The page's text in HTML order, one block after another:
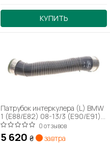
КУПИТЬ
Патрубок интеркулера (L) BMW
1 (E88/E82) 08-13/3 (E90/E91)
07-12 (N47)0 отзывов
5 620 ₴ завтра